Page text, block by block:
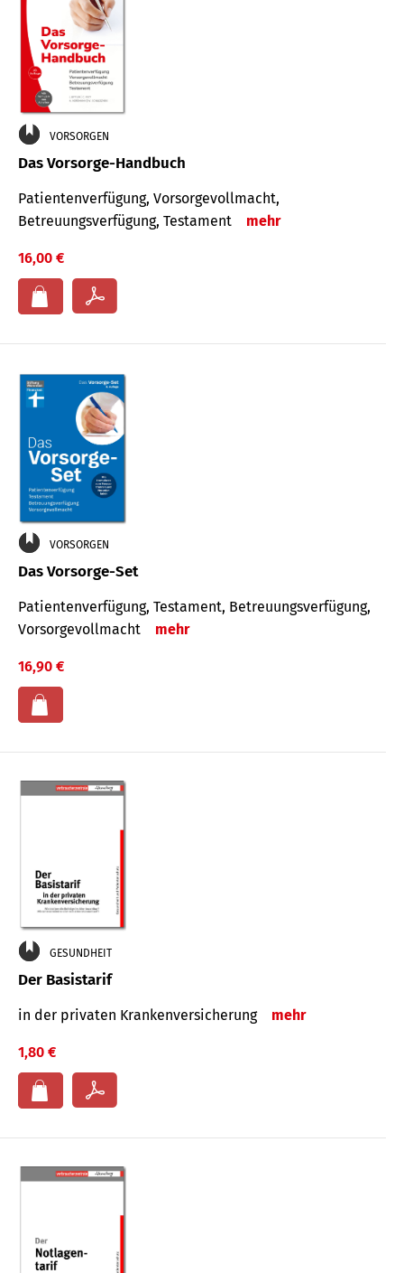
VORSORGEN
Das Vorsorge-Handbuch
Patientenverfügung, Vorsorgevollmacht,
Betreuungsverfügung, Testament
mehr
16,00 €
VORSORGEN
Das Vorsorge-Set
Patienten­ver­fügung, Testa­ment, Be­treuungs­verfü­gung,
Vor­sorge­voll­macht
mehr
16,90 €
GESUNDHEIT
Der Basistarif
in der privaten Kran­ken­ver­siche­rung mehr
1,80 €